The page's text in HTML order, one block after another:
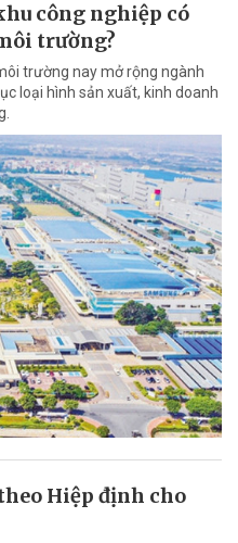
công nghiệp có
trường?
trường nay mở rộng ngành
loại hình sản xuất, kinh doanh
Hiệp định cho